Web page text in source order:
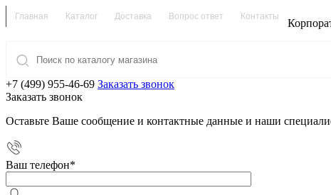
Главная Каталог Доставка Вопрос ответ Контакты
+7 (499) 955-46-69 Заказать звонок
Заказать звонок
Оставьте Ваше сообщение и контактные данные и наши
Ваш телефон*